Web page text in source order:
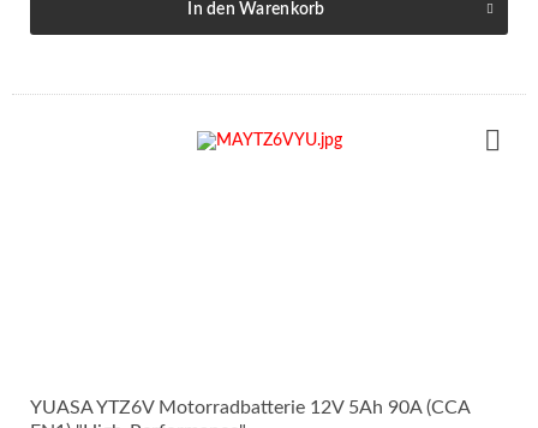
In den Warenkorb
YUASA YTZ6V Motorradbatterie 12V 5Ah 90A (CCA